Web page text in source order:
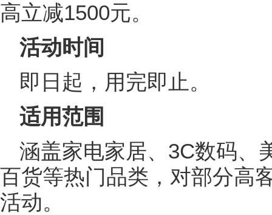
高立减1500元。
活动时间
即日起，用完即止。
适用范围
涵盖家电家居、3C数码、
百货等热门品类，对部分高
活动。